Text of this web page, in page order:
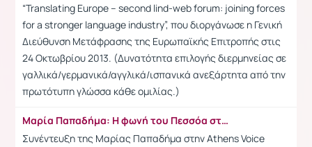
“Translating Europe – second lind-web forum: joining forces
for a stronger language industry”, που διοργάνωσε η Γενική
Διεύθυνση Μετάφρασης της Ευρωπαϊκής Επιτροπής στις
24 Οκτωβρίου 2013. (Δυνατότητα επιλογής διερμηνείας σε
γαλλικά/γερμανικά/αγγλικά/ισπανικά ανεξάρτητα από την
πρωτότυπη γλώσσα κάθε ομιλίας.)
Μαρία Παπαδήμα: Η φωνή του Πεσσόα στα ελληνικά μιλάει στην A.V. (video)
Συνέντευξη της Μαρίας Παπαδήμα στην Athens Voice